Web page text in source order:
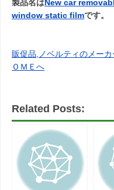
製品名はNew car
window static filmです。
販促品,ノベルティのメー
ＯＭＥへ
Related Posts: